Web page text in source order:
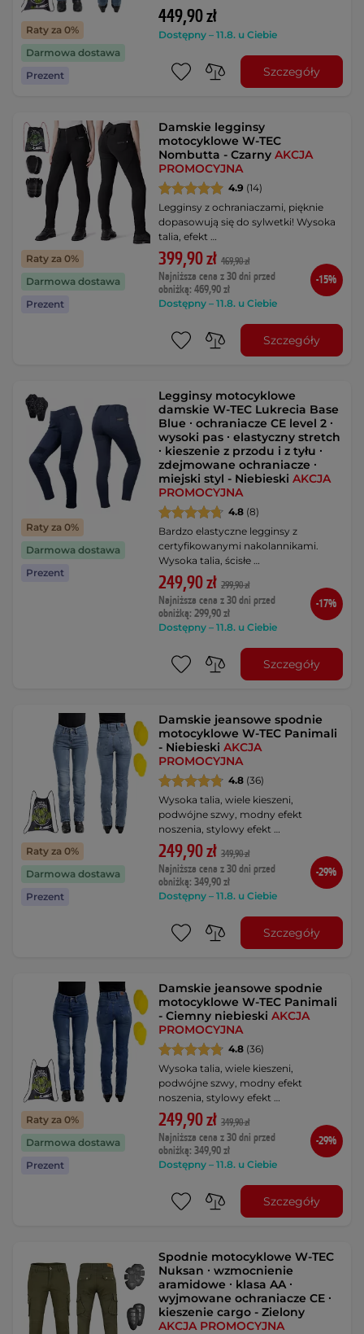
Raty za 0%
Darmowa dostawa
Prezent
449,90 zł
Dostępny – 11.8. u Ciebie
Szczegóły
Raty za 0%
Darmowa dostawa
Prezent
Damskie legginsy
motocyklowe W-TEC
Nombutta - CzarnyAKCJA
PROMOCYJNA
4.9 (14)
Legginsy z ochraniaczami, pięknie
dopasowują się do sylwetki! Wysoka
talia, efekt …
399,90 zł 469,90 zł
Najniższa cena z 30 dni przed
obniżką: 469,90 zł
Dostępny – 11.8. u Ciebie
-15%
Szczegóły
Raty za 0%
Darmowa dostawa
Prezent
Legginsy motocyklowe
damskie W-TEC Lukrecia Base
Blue ∙ ochraniacze CE level 2 ∙
wysoki pas ∙ elastyczny stretch
∙ kieszenie z przodu i z tyłu ∙
zdejmowane ochraniacze ∙
miejski styl - NiebieskiAKCJA
PROMOCYJNA
4.8 (8)
Bardzo elastyczne legginsy z
certyfikowanymi nakolannikami.
Wysoka talia, ścisłe …
249,90 zł 299,90 zł
Najniższa cena z 30 dni przed
obniżką: 299,90 zł
Dostępny – 11.8. u Ciebie
-17%
Szczegóły
Raty za 0%
Darmowa dostawa
Prezent
Damskie jeansowe spodnie
motocyklowe W-TEC Panimali
- NiebieskiAKCJA
PROMOCYJNA
4.8 (36)
Wysoka talia, wiele kieszeni,
podwójne szwy, modny efekt
noszenia, stylowy efekt …
249,90 zł 349,90 zł
Najniższa cena z 30 dni przed
obniżką: 349,90 zł
Dostępny – 11.8. u Ciebie
-29%
Szczegóły
Raty za 0%
Darmowa dostawa
Prezent
Damskie jeansowe spodnie
motocyklowe W-TEC Panimali
- Ciemny niebieskiAKCJA
PROMOCYJNA
4.8 (36)
Wysoka talia, wiele kieszeni,
podwójne szwy, modny efekt
noszenia, stylowy efekt …
249,90 zł 349,90 zł
Najniższa cena z 30 dni przed
obniżką: 349,90 zł
Dostępny – 11.8. u Ciebie
-29%
Szczegóły
Spodnie motocyklowe W-TEC
Nuksan ∙ wzmocnienie
aramidowe ∙ klasa AA ∙
wyjmowane ochraniacze CE ∙
kieszenie cargo - Zielony
AKCJA PROMOCYJNA